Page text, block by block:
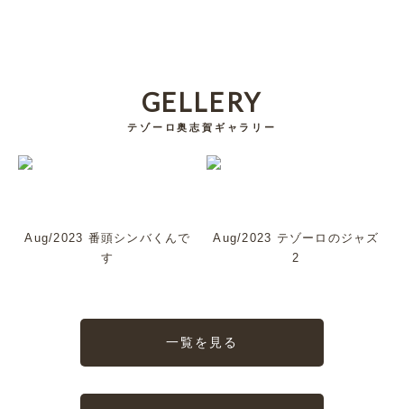
GELLERY
テゾーロ奥志賀ギャラリー
Aug/2023 番頭シンバくんで
す
Aug/2023 テゾーロのジャズ
2
一覧を見る